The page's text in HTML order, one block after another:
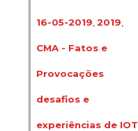
16-05-2019 2019
CMA - Fatos e
Provocações
desafios e
experiências de IOT